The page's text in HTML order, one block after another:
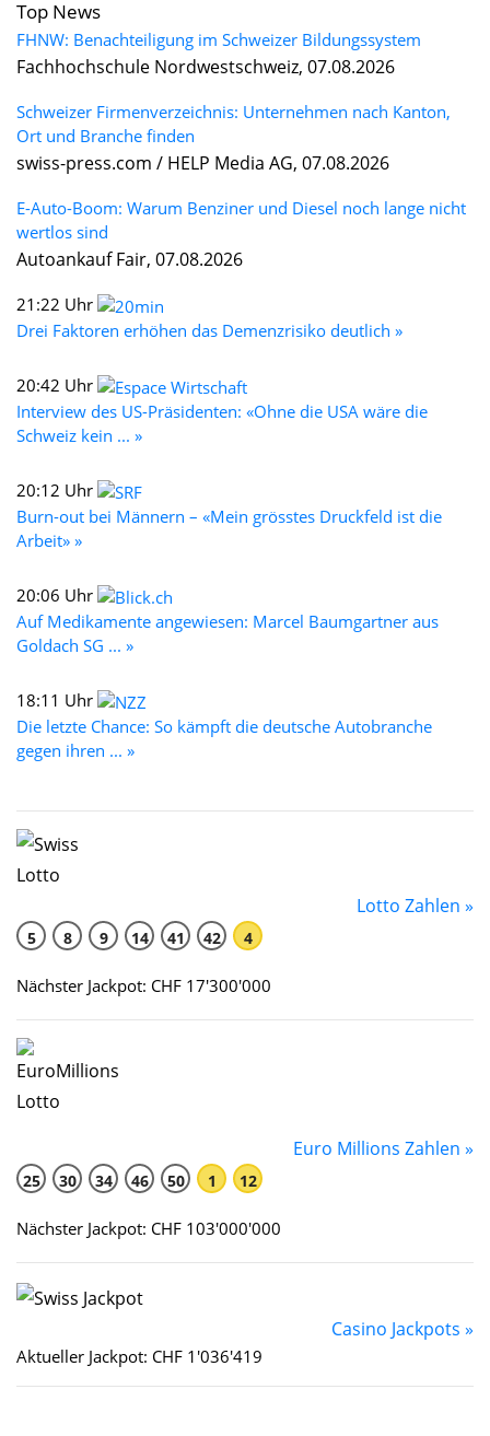
Top News
FHNW: Benachteiligung im Schweizer Bildungssystem
Fachhochschule Nordwestschweiz, 07.08.2026
Schweizer Firmenverzeichnis: Unternehmen nach Kanton,
Ort und Branche finden
swiss-press.com / HELP Media AG, 07.08.2026
E-Auto-Boom: Warum Benziner und Diesel noch lange nicht
wertlos sind
Autoankauf Fair, 07.08.2026
21:22 Uhr
Drei Faktoren erhöhen das Demenzrisiko deutlich »
20:42 Uhr
Interview des US-Präsidenten: «Ohne die USA wäre die
Schweiz kein ... »
20:12 Uhr
Burn-out bei Männern – «Mein grösstes Druckfeld ist die
Arbeit» »
20:06 Uhr
Auf Medikamente angewiesen: Marcel Baumgartner aus
Goldach SG ... »
18:11 Uhr
Die letzte Chance: So kämpft die deutsche Autobranche
gegen ihren ... »
Lotto Zahlen »
5 8 9 14 41 42 4
Nächster Jackpot: CHF 17'300'000
Euro Millions Zahlen »
25 30 34 46 50 1 12
Nächster Jackpot: CHF 103'000'000
Casino Jackpots »
Aktueller Jackpot: CHF 1'036'419